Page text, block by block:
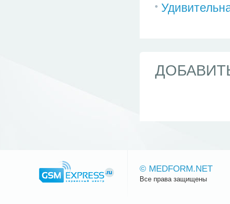
© MEDFORM.NET
Все права защищены